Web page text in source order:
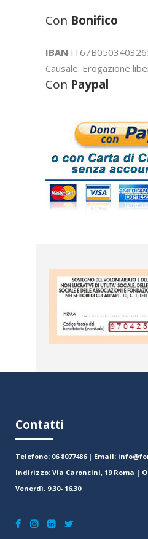
Con Bonifico
IBAN
Causale: Erogazione
Con Paypal
Contatti
Telefono: 06 8077486 | Email:
Indirizzo: Via Caroncini, 19 Roma |
Venerdì. 9.30- 16.30